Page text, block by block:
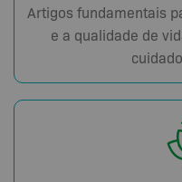
Artigos fundamentais
e a qualidade de